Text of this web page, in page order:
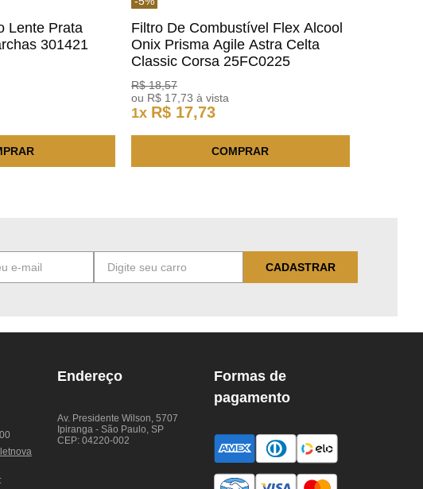
Lente Prata
301421
Filtro De Combustível Flex Alcool
Onix Prisma Agile Astra Celta
Classic Corsa 25FC0225
ACDelco
R$ 18,57
ou R$ 17 ,73 à vista
1x R$ 17,73
COMPRAR
CADASTRAR
Endereço
Av. Presidente Wilson, 5707
Ipiranga - São Paulo, SP
CEP: 04220-002
Formas de
pagamento